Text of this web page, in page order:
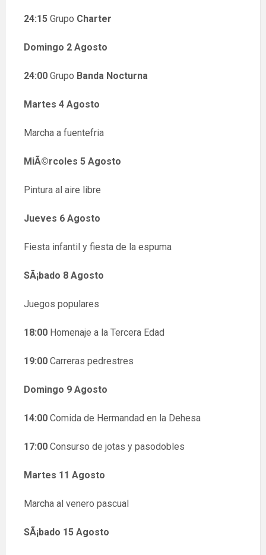
24:15 Grupo Charter
Domingo 2 Agosto
24:00 Grupo Banda Nocturna
Martes 4 Agosto
Marcha a fuentefria
MiÃ©rcoles 5 Agosto
Pintura al aire libre
Jueves 6 Agosto
Fiesta infantil y fiesta de la espuma
SÃ¡bado 8 Agosto
Juegos populares
18:00 Homenaje a la Tercera Edad
19:00 Carreras pedrestres
Domingo 9 Agosto
14:00 Comida de Hermandad en la Dehesa
17:00 Consurso de jotas y pasodobles
Martes 11 Agosto
Marcha al venero pascual
SÃ¡bado 15 Agosto